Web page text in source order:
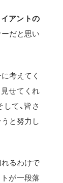
アントの
ーだと思い
考えてく
見せてくれ
て、皆さ
と努力し
れるわけで
が一段落